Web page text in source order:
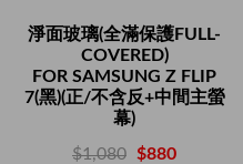
淨面玻璃(全滿保護FULL-
COVERED)
FOR SAMSUNG Z FLIP
7(黑)(正/不含反+中間主螢
幕)
$1,080 $880